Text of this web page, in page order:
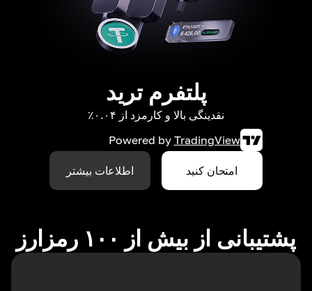
پلتفرم ترید
نقدینگی بالا و کارمزد از ۰.۰۴٪
Powered by TradingView
امتحان کنید اطلاعات بیشتر
پشتیبانی از بیش از ۱۰۰ رمزارز